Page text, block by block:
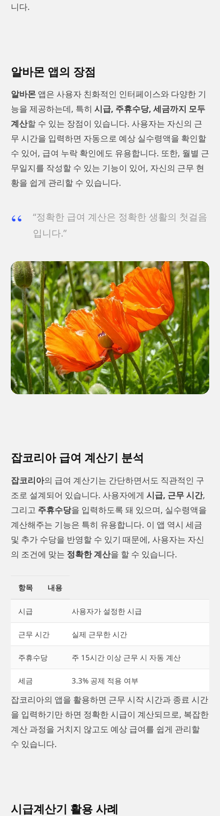
니다.
알바몬 앱의 장점
알바몬 앱은 사용자 친화적인 인터페이스와 다양한 기
능을 제공하는데, 특히 시급, 주휴수당, 세금까지 모두
계산할 수 있는 장점이 있습니다. 사용자는 자신의 근
무 시간을 입력하면 자동으로 예상 실수령액을 확인할
수 있어, 급여 누락 확인에도 유용합니다. 또한, 월별 근
무일지를 작성할 수 있는 기능이 있어, 자신의 근무 현
황을 쉽게 관리할 수 있습니다.
“정확한 급여 계산은 정확한 생활의 첫걸음
입니다.”
잡코리아 급여 계산기 분석
잡코리아의 급여 계산기는 간단하면서도 직관적인 구
조로 설계되어 있습니다. 사용자에게 시급, 근무 시간,
그리고 주휴수당을 입력하도록 돼 있으며, 실수령액을
계산해주는 기능은 특히 유용합니다. 이 앱 역시 세금
및 추가 수당을 반영할 수 있기 때문에, 사용자는 자신
의 조건에 맞는 정확한 계산을 할 수 있습니다.
항목 내용
시급 사용자가 설정한 시급
근무 시간 실제 근무한 시간
주휴수당 주 15시간 이상 근무 시 자동 계산
세금 3.3% 공제 적용 여부
잡코리아의 앱을 활용하면 근무 시작 시간과 종료 시간
을 입력하기만 하면 정확한 시급이 계산되므로, 복잡한
계산 과정을 거치지 않고도 예상 급여를 쉽게 관리할
수 있습니다.
시급계산기 활용 사례